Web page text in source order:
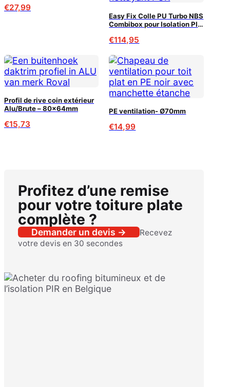
€27,99
Easy Fix Colle PU Turbo NBS
Combibox pour Isolation PIR
€114,95
Profil de rive coin extérieur
Alu/Brute – 80x64mm
€15,73
PE ventilation- Ø70mm
€14,99
Profitez d’une remise
pour votre toiture plate
complète ?
Demander un devis →
Recevez
votre devis en 30 secondes